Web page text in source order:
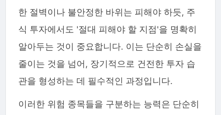
한 절벽이나 불안정한 바위는 피해야 하듯, 주
식 투자에서도 '절대 피해야 할 지점'을 명확히
알아두는 것이 중요합니다. 이는 단순히 손실을
줄이는 것을 넘어, 장기적으로 건전한 투자 습
관을 형성하는 데 필수적인 과정입니다.
이러한 위험 종목들을 구분하는 능력은 단순히